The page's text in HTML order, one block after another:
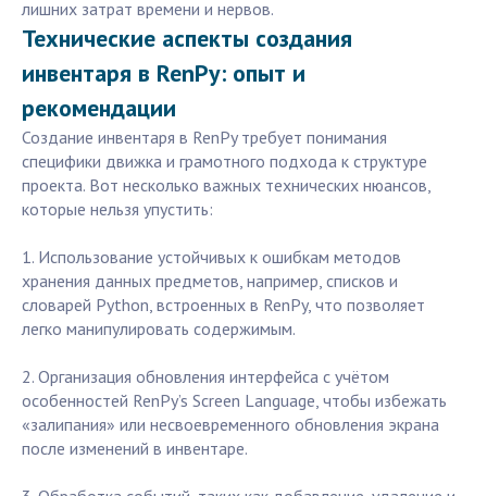
лишних затрат времени и нервов.
Технические аспекты создания
инвентаря в RenPy: опыт и
рекомендации
Создание инвентаря в RenPy требует понимания
специфики движка и грамотного подхода к структуре
проекта. Вот несколько важных технических нюансов,
которые нельзя упустить:
1. Использование устойчивых к ошибкам методов
хранения данных предметов, например, списков и
словарей Python, встроенных в RenPy, что позволяет
легко манипулировать содержимым.
2. Организация обновления интерфейса с учётом
особенностей RenPy’s Screen Language, чтобы избежать
«залипания» или несвоевременного обновления экрана
после изменений в инвентаре.